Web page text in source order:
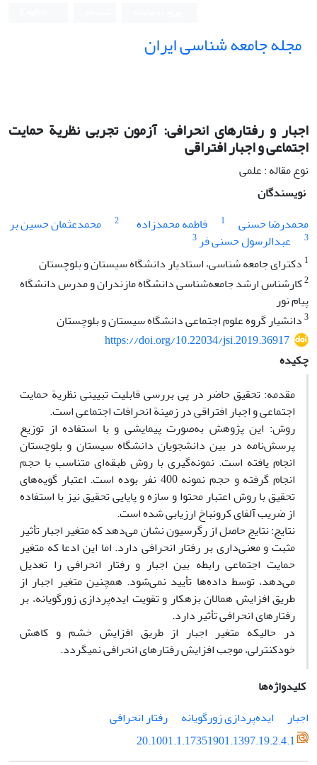
مجله جامعه شناسی ایران
اجبار و رفتارهای انحرافی: آزمون تجربی نظریة حمایت
اجتماعی و اجبار افتراقی
نوع مقاله : علمی
نویسندگان
محمدرضا حسنی
1 فاطمه محمدزاده 2 محمدعثمان حسین بر
3 عبدالرسول حسنی فر3
1 دکترای جامعه شناسی، استادیار دانشگاه سیستان و بلوچستان
2کارشناس ارشد جامعه‌شناسی دانشگاه مازندران و مدرس دانشگاه
پیام نور
3دانشیار گروه علوم اجتماعی دانشگاه سیستان و بلوچستان
https://doi.org/10.22034/jsi.2019.36917
چکیده
مقدمه: تحقیق حاضر در پی بررسی قابلیت تبیینی نظریة حمایت
اجتماعی و اجبار افتراقی در زمینة انحرافات اجتماعی است.
روش: این پژوهش به‌صورت پیمایشی و با استفاده از توزیع
پرسش‌نامه در بین دانشجویان دانشگاه سیستان و بلوچستان
انجام یافته است. نمونه‌گیری با روش طبقه‌ای متناسب با حجم
انجام گرفته و حجم نمونه 400 نفر بوده است. اعتبار گویه‌های
تحقیق با روش اعتبار محتوا و سازه و پایایی تحقیق نیز با استفاده
از ضریب آلفای کرونباخ ارزیابی شده است.
نتایج: نتایج حاصل از رگرسیون نشان می‌دهد که متغیر اجبار تأثیر
مثبت و معنی‌داری بر رفتار انحرافی دارد. اما این ادعا که متغیر
حمایت اجتماعی رابطه بین اجبار و رفتار انحرافی را تعدیل
می‌دهد، توسط داده‌ها تأیید نمی‌شود. همچنین متغیر اجبار از
طریق افزایش همالان بزهکار و تقویت ایده‌پردازی زورگویانه، بر
رفتارهای انحرافی تأثیر دارد.
در حالی­که متغیر اجبار از طریق افزایش خشم و کاهش
خودکنترلی، موجب افزایش رفتارهای انحرافی نمی­گردد.
کلیدواژه‌ها
اجبار
ایده‌پردازی زورگویانه
رفتار انحرافی
20.1001.1.17351901.1397.19.2.4.1